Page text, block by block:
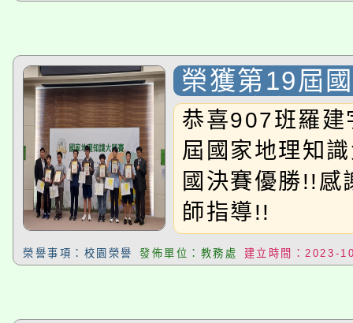
努力!!
榮獲第19屆
識大競賽_全
勝!!
恭喜907班羅
屆國家地理知
國決賽優勝!!感
師指導!!
榮譽事項：校園榮譽 發佈單位：教務處 建立時間：2023-